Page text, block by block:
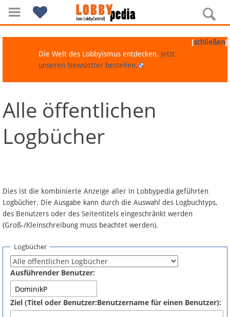
Navigation
Über Lobbypedia
Artikel nach Kategorien
FAQ
Fördermitglied werden
Fehler melden
[schließen]
Die Welt des Lobbyismus entdecken. Jetzt
unseren Newsletter bestellen.
Alle öffentlichen
Logbücher
Dies ist die kombinierte Anzeige aller in Lobbypedia geführten
Logbücher. Die Ausgabe kann durch die Auswahl des Logbuchtyps,
des Benutzers oder des Seitentitels eingeschränkt werden
(Groß-/Kleinschreibung muss beachtet werden).
Logbücher
Ausführender Benutzer:
Ziel (Titel oder Benutzer:Benutzername für einen Benutzer):